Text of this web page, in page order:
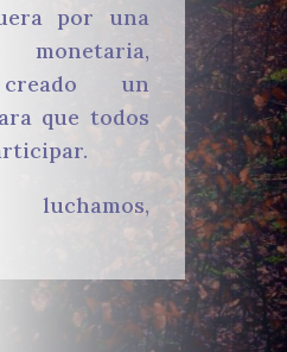
por una
monetaria,
un
que todos
luchamos,